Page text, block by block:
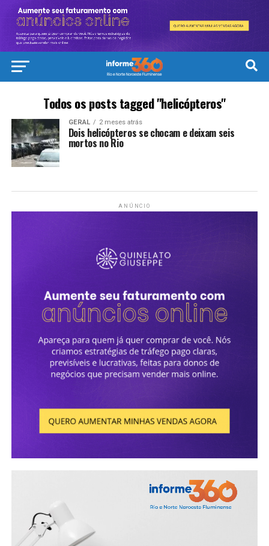
Todos os posts tagged "helicópteros"
GERAL 2 meses atrás
Dois helicópteros se chocam e deixam seis
mortos no Rio
ANÚNCIO